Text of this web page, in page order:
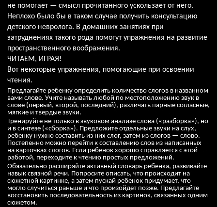
не помогает — смысл прочитанного ускользает от него.
Неплохо было бы в таком случае получить консультацию
детского невролога. В домашних занятиях при
затруднениях такого рода помогут упражнения на развитие
пространственного воображения.
ЧИТАЕМ, ИГРАЯ!
Вот некоторые упражнения, помогающие при освоении
чтения.
Предлагайте ребенку определить количество слогов в названном
вами слове. Учите называть любой по местоположению звук в
слове (первый, второй, последний), различать парные согласные,
мягкие и твердые звуки.
Тренируйте не только в звуковом анализе слова («разборка»), но
и в синтезе («сборка»). Предложите отдельные звуки на слух,
ребенку нужно составить из них слог, затем из слогов — слово.
Постепенно можно перейти к составлению слов из написанных
на карточках слогов. Если ребенок хорошо справляется с этой
работой, переходите к чтению простых предложений.
Обязательно расширяйте активный словарь ребенка, развивайте
навык связной речи. Попросите описать, что происходит на
сюжетной картинке, а затем пускай ребенок придумает, что
могло случиться раньше и что произойдет позже. Предлагайте
восстановить последовательность из картинок, связанных одним
сюжетом.